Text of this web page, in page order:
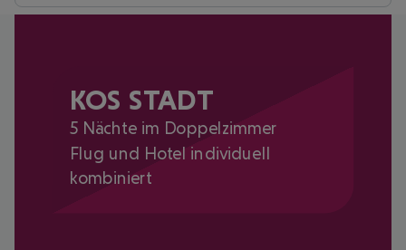
KOS STADT
5 Nächte im Doppelzimmer
Flug und Hotel individuell
kombiniert